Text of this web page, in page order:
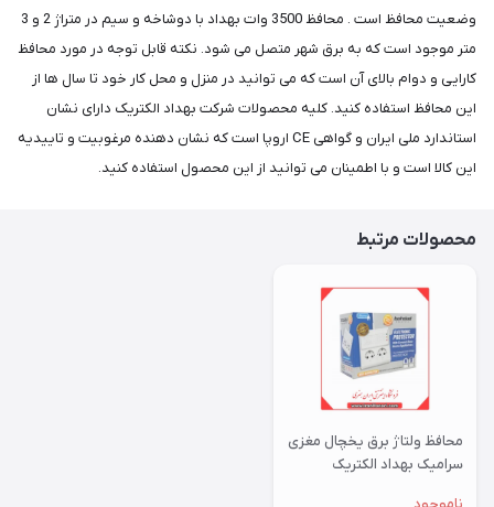
وضعیت محافظ است . محافظ 3500 وات بهداد با دوشاخه و سیم در متراژ 2 و 3
متر موجود است که به برق شهر متصل می شود. نکته قابل توجه در مورد محافظ
کارایی و دوام بالای آن است که می توانید در منزل و محل کار خود تا سال ها از
این محافظ استفاده کنید. کلیه محصولات شرکت بهداد الکتریک دارای نشان
استاندارد ملی ایران و گواهی CE اروپا است که نشان دهنده مرغوبیت و تاییدیه
این کالا است و با اطمینان می توانید از این محصول استفاده کنید.
محصولات مرتبط
محافظ ولتاژ برق یخچال مغزی
سرامیک بهداد الکتریک